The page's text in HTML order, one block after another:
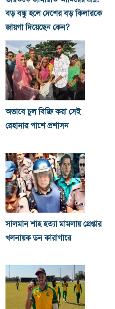
বড় বন্ধু হলে দেশের বড় কিলারকে
জায়গা দিয়েছেন কেন?
অভাবে চুল বিক্রি করা সেই
রেহানার পাশে প্রশাসন
সালমান শাহ হত্যা মামলায় গ্রেপ্তার
খলনায়ক ডন কারাগারে